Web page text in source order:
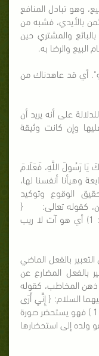
وهو تبادل المنافع
بالأيدي، فشبه من
والمشتري حين
البيع والرضا به.
أي قد عاهدناك من
على أنه يريد أن
وإن كانت وثيقة
يَا رَسُولَ اللَّهِ، فَعَلَامَ
وهيأنا أنفسنا لها،
الوقوع وتوكيد
كقوله تعالى: {
أَتَى أَمْرُ اللَّهِ فَلَا تَسْتَعْجِلُوهُ } (سورة النحل: 1) أي هو آت لا ريب
بالفعل الماضي
بالفعل المضارع عن
المخاطب، كقوله
السلام: { إِنِّي أَرَى
فِي الْمَنَامِ أَنِّي أَذْبَحُكَ } (سورة الصافات: 102 ) فهو يستحضر صورة
ولده إلى استحضارها